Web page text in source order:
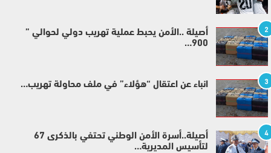
2
أصيلة ..الأمن يحبط عملية تهريب دولي لحوالي ”
900…
3 انباء عن اعتقال “هؤلاء” في ملف محاولة تهريب…
4
أصيلة..أسرة الأمن الوطني تحتفي بالذكرى 67
لتأسيس المديرية…